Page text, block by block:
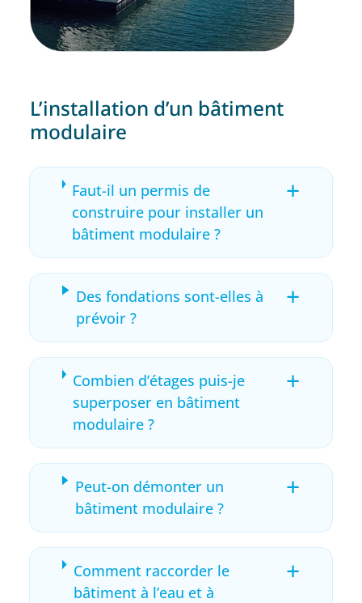
L’installation d’un bâtiment
modulaire
Faut-il un permis de
construire pour installer un
bâtiment modulaire ?
+
Des fondations sont-elles à
prévoir ?
+
Combien d’étages puis-je
superposer en bâtiment
modulaire ?
+
Peut-on démonter un
bâtiment modulaire ?
+
Comment raccorder le
bâtiment à l’eau et à
+